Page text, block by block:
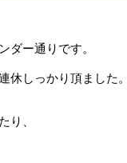
ダー通りです。
休しっかり頂ました。
り、